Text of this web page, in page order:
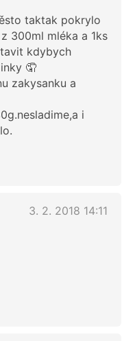
taktak pokrylo
300ml mléka a 1ks
kdybych
🤦
zakysanku a
i
3. 2. 2018 14:11